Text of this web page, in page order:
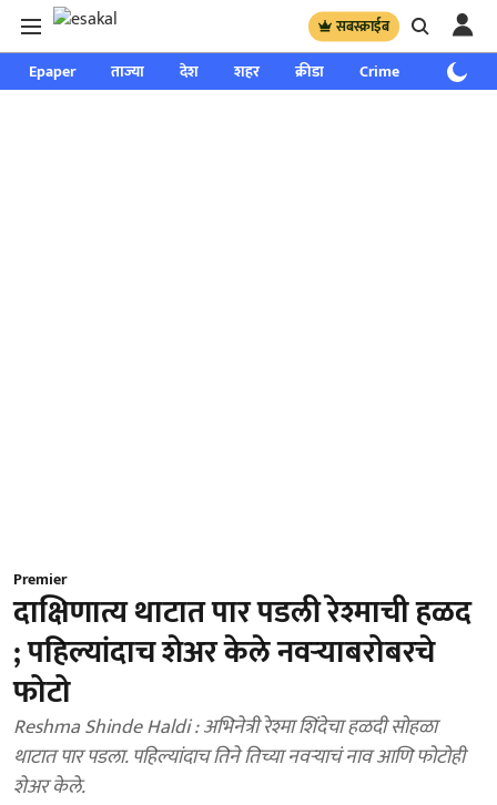
सबस्क्राईब
Epaper ताज्या देश शहर क्रीडा Crime साप्ताहिक
Premier
दाक्षिणात्य थाटात पार पडली रेश्माची हळद
; पहिल्यांदाच शेअर केले नवऱ्याबरोबरचे
फोटो
Reshma Shinde Haldi : अभिनेत्री रेश्मा शिंदेचा हळदी सोहळा
थाटात पार पडला. पहिल्यांदाच तिने तिच्या नवऱ्याचं नाव आणि फोटोही
शेअर केले.